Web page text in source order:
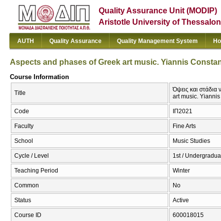
Quality Assurance Unit (MODIP)
Aristotle University of
AUTH Quality Assurance Quality Management System
Aspects and phases of Greek art music. Yiannis
Course Information
Title
Όψεις και στάδια
art music.
Code ΙΠ2021
Faculty Fine Arts
School Music Studies
Cycle / Level 1st /
Teaching Period Winter
Common No
Status Active
Course ID 600018015